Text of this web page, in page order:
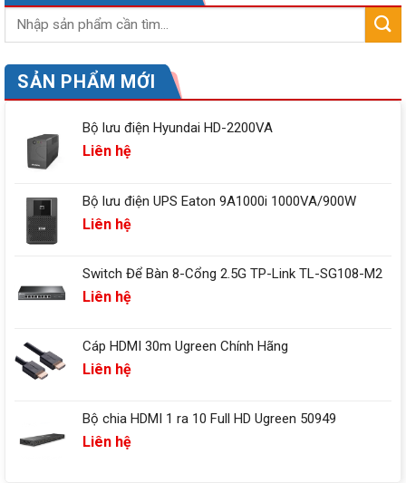
SẢN PHẨM MỚI
Bộ lưu điện Hyundai HD-2200VA
Liên hệ
Bộ lưu điện UPS Eaton 9A1000i 1000VA/900W
Liên hệ
Switch Để Bàn 8-Cổng 2.5G TP-Link TL-SG108-M2
Liên hệ
Cáp HDMI 30m Ugreen Chính Hãng
Liên hệ
Bộ chia HDMI 1 ra 10 Full HD Ugreen 50949
Liên hệ